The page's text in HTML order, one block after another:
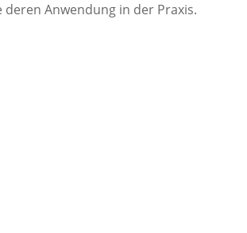
Anwendung in der Praxis.